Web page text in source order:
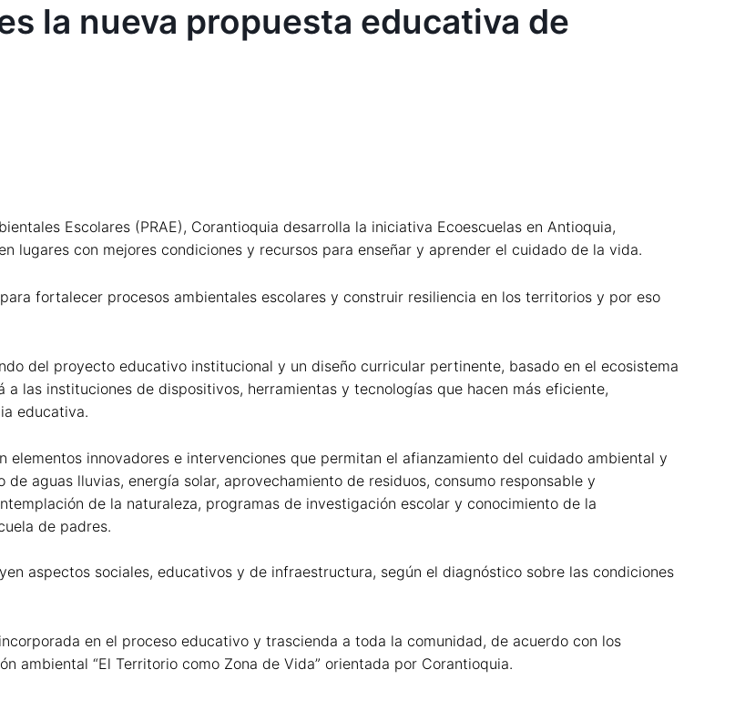
la nueva propuesta educativa de
Escolares (PRAE), Corantioquia desarrolla la iniciativa Ecoescuelas en Antioquia,
lugares con mejores condiciones y recursos para enseñar y aprender el cuidado de la vida.
para fortalecer procesos ambientales escolares y construir resiliencia en los territorios y por eso
del proyecto educativo institucional y un diseño curricular pertinente, basado en el ecosistema
las instituciones de dispositivos, herramientas y tecnologías que hacen más eficiente,
educativa.
innovadores e intervenciones que permitan el afianzamiento del cuidado ambiental y
aguas lluvias, energía solar, aprovechamiento de residuos, consumo responsable y
de la naturaleza, programas de investigación escolar y conocimiento de la
de padres.
aspectos sociales, educativos y de infraestructura, según el diagnóstico sobre las condiciones
en el proceso educativo y trascienda a toda la comunidad, de acuerdo con los
ambiental “El Territorio como Zona de Vida” orientada por Corantioquia.